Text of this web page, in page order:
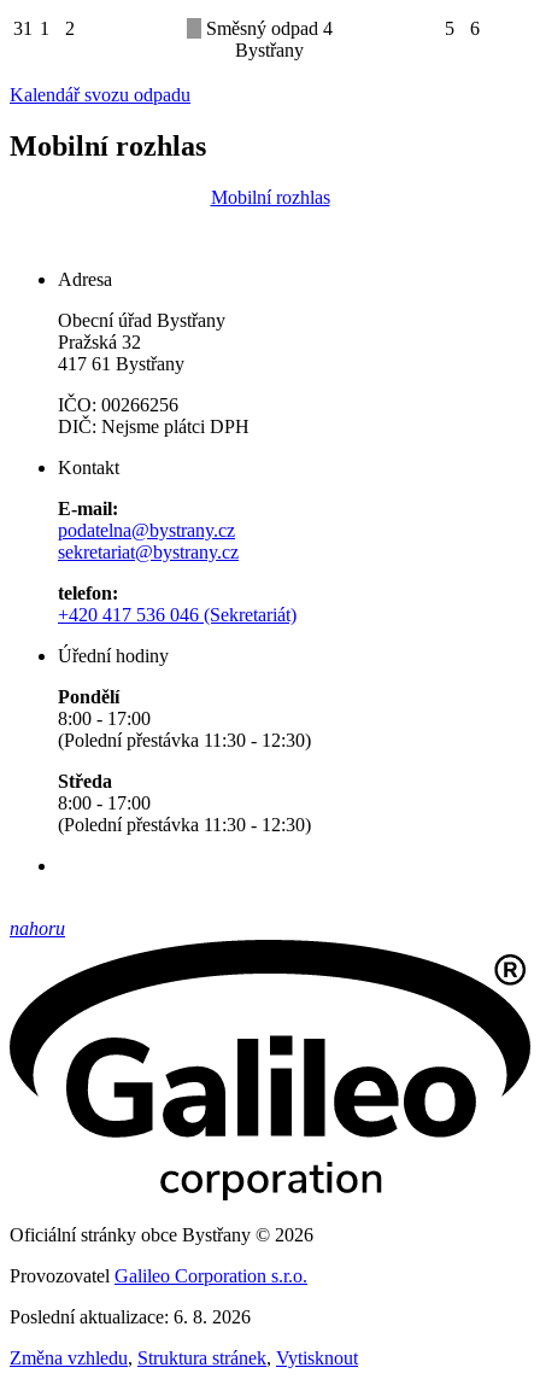
31 1 2
Směsný odpad
Bystřany
4 5 6
Kalendář svozu odpadu
Mobilní rozhlas
Mobilní rozhlas
Adresa
Obecní úřad Bystřany
Pražská 32
417 61 Bystřany
IČO: 00266256
DIČ: Nejsme plátci DPH
Kontakt
E-mail:
podatelna@bystrany.cz
sekretariat@bystrany.cz
telefon:
+420 417 536 046 (Sekretariát)
Úřední hodiny
Pondělí
8:00 - 17:00
(Polední přestávka 11:30 - 12:30)
Středa
8:00 - 17:00
(Polední přestávka 11:30 - 12:30)
nahoru
Oficiální stránky obce Bystřany © 2026
Provozovatel Galileo Corporation s.r.o.
Poslední aktualizace: 6. 8. 2026
Změna vzhledu, Struktura stránek, Vytisknout